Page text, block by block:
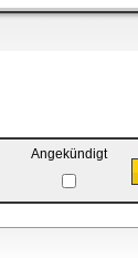
Angekündigt